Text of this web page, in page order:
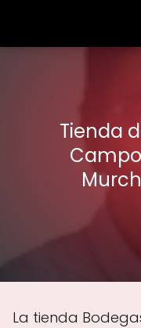
Tienda
La tienda